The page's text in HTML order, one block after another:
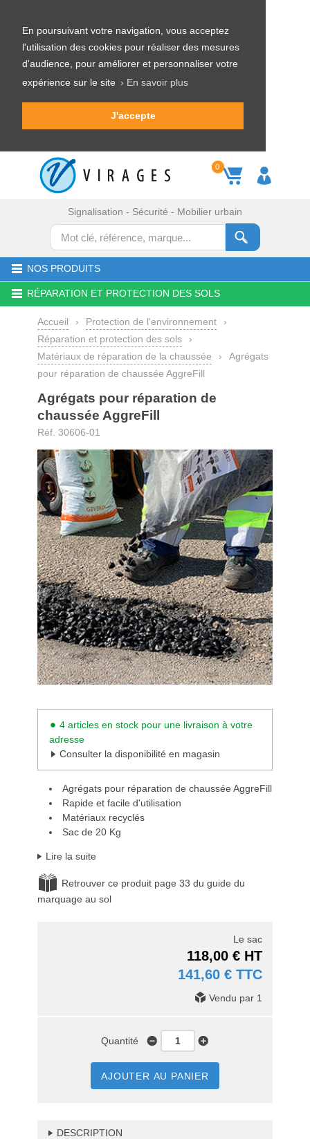
En poursuivant votre navigation, vous acceptez
l'utilisation des cookies pour réaliser des mesures
d'audience, pour améliorer et personnaliser votre
expérience sur le site › En savoir plus
J'accepte
0
Signalisation - Sécurité - Mobilier urbain
NOS PRODUITS
RÉPARATION ET PROTECTION DES SOLS
Accueil › Protection de l'environnement
›
Réparation et protection des sols
›
Matériaux de réparation de la chaussée
›
Agrégats
pour réparation de chaussée AggreFill
Agrégats pour réparation de
chaussée AggreFill
Réf. 30606-01
4 articles en stock pour une livraison à votre
adresse
Consulter la disponibilité en magasin
Agrégats pour réparation de chaussée AggreFill
Rapide et facile d'utilisation
Matériaux recyclés
Sac de 20 Kg
Lire la suite
Retrouver ce produit page 33 du guide du
marquage au sol
Le sac
118,00 € HT
141,60 € TTC
Vendu par 1
Quantité
AJOUTER AU PANIER
DESCRIPTION